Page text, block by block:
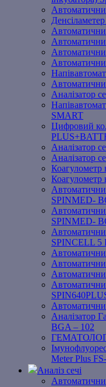
Аналізатор
SMART
Цифровий
Аналізатор
Аналізатор
Коагулометр
Коагулометр
SPINMED-
SPINMED-
SPINCELL 5
Аналізатор
BGA – 102
Meter Plus
Аналіз сечі